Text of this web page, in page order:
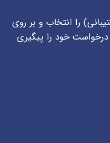
) را انتخاب و بر روی
خود را پیگیری